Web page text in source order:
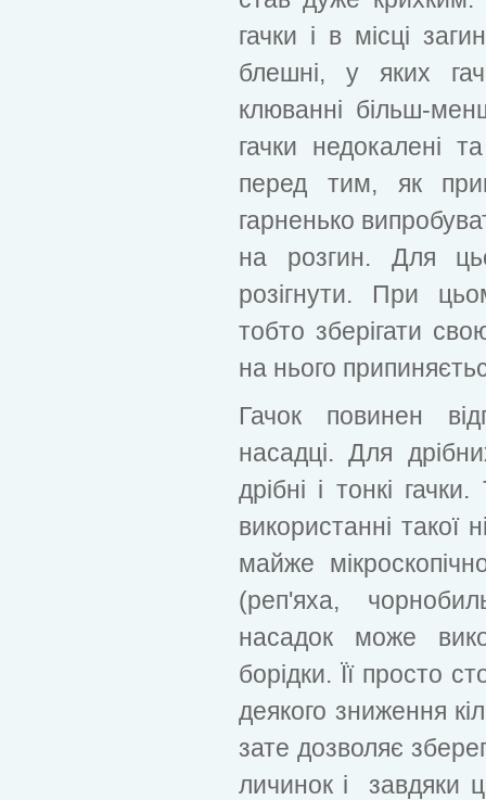
гачки і в місці
блешні, у яких
клюванні більш-
гачки недокалені
перед тим, як
гарненько
на розгин. Для
розігнути. При
тобто зберігати
на нього
Гачок повинен
насадці. Для
дрібні і тонкі
використанні такої
майже
(реп'яха,
насадок може
борідки. Її просто
деякого зниження
зате дозволяє
личинок і завдяки